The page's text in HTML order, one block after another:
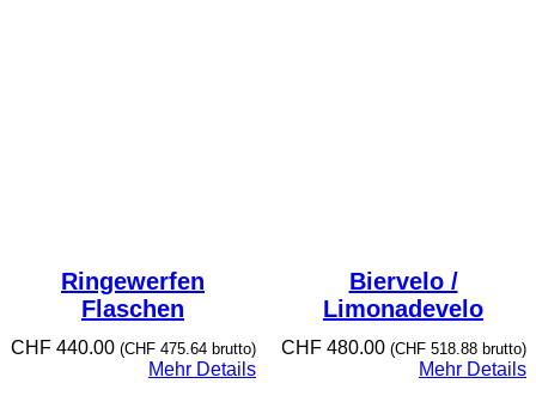
Ringewerfen
Flaschen
CHF440.00 (CHF475.64brutto)
Mehr Details
Biervelo /
Limonadevelo
CHF480.00 (CHF518.88brutto)
Mehr Details